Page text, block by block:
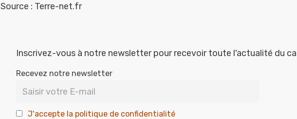
Source : Terre-net.fr
Inscrivez-vous à notre newsletter pour recevoir toute l'actualité du
Recevez notre newsletter
J'accepte la politique de confidentialité